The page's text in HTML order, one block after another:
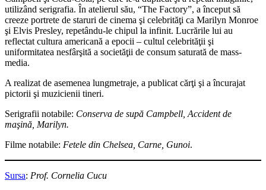
utilizând serigrafia. În atelierul său, “The Factory”, a început să
creeze portrete de staruri de cinema şi celebrităţi ca Marilyn Monroe
şi Elvis Presley, repetându-le chipul la infinit. Lucrările lui au
reflectat cultura americană a epocii – cultul celebrităţii şi
uniformitatea nesfârşită a societăţii de consum saturată de mass-
media.
A realizat de asemenea lungmetraje, a publicat cărţi şi a încurajat
pictorii şi muzicienii tineri.
Serigrafii notabile: Conserva de supă Campbell, Accident de
maşină, Marilyn.
Filme notabile: Fetele din Chelsea, Carne, Gunoi.
Sursa: Prof. Cornelia Cucu